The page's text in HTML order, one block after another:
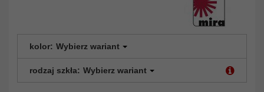
kolor: Wybierz wariant
rodzaj szkła: Wybierz wariant